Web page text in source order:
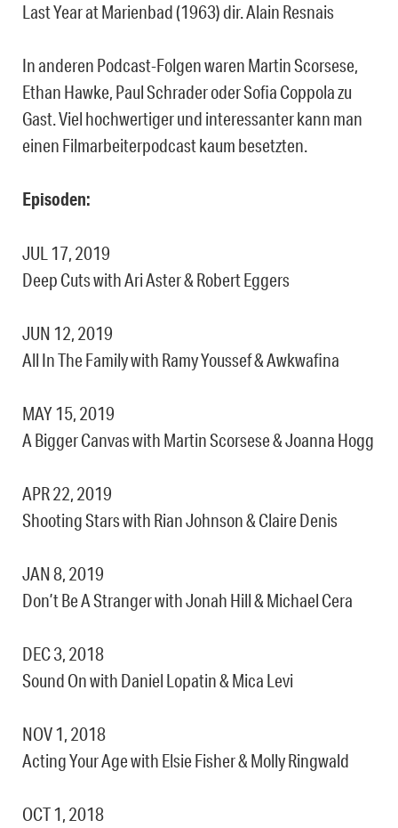
Last Year at Marienbad (1963) dir. Alain Resnais
In anderen Podcast-Folgen waren Martin Scorsese,
Ethan Hawke, Paul Schrader oder Sofia Coppola zu
Gast. Viel hochwertiger und interessanter kann man
einen Filmarbeiterpodcast kaum besetzten.
Episoden:
JUL 17, 2019
Deep Cuts with Ari Aster & Robert Eggers
JUN 12, 2019
All In The Family with Ramy Youssef & Awkwafina
MAY 15, 2019
A Bigger Canvas with Martin Scorsese & Joanna Hogg
APR 22, 2019
Shooting Stars with Rian Johnson & Claire Denis
JAN 8, 2019
Don’t Be A Stranger with Jonah Hill & Michael Cera
DEC 3, 2018
Sound On with Daniel Lopatin & Mica Levi
NOV 1, 2018
Acting Your Age with Elsie Fisher & Molly Ringwald
OCT 1, 2018